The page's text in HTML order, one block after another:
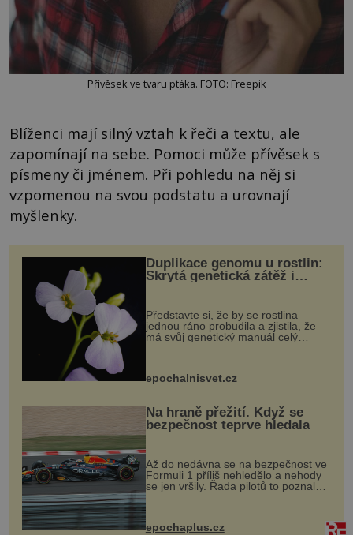
Přívěsek ve tvaru ptáka. FOTO: Freepik
Blíženci mají silný vztah k řeči a textu, ale
zapomínají na sebe. Pomoci může přívěsek s
písmeny či jménem. Při pohledu na něj si
vzpomenou na svou podstatu a urovnají
myšlenky.
Duplikace genomu u rostlin:
Skrytá genetická zátěž i
Představte si, že by se rostlina
jednou ráno probudila a zjistila, že
má svůj genetický manuál celý
vstupenka...
epochalnisvet.cz
Na hraně přežití. Když se
bezpečnost teprve hledala
Až do nedávna se na bezpečnost ve
Formuli 1 příliš nehledělo a nehody
se jen vršily. Řada pilotů to poznala
na vlastní kůži, často s trvalými
následky nebo bohužel i ztrátou
života. Dnes nepochopiteln...
epochaplus.cz